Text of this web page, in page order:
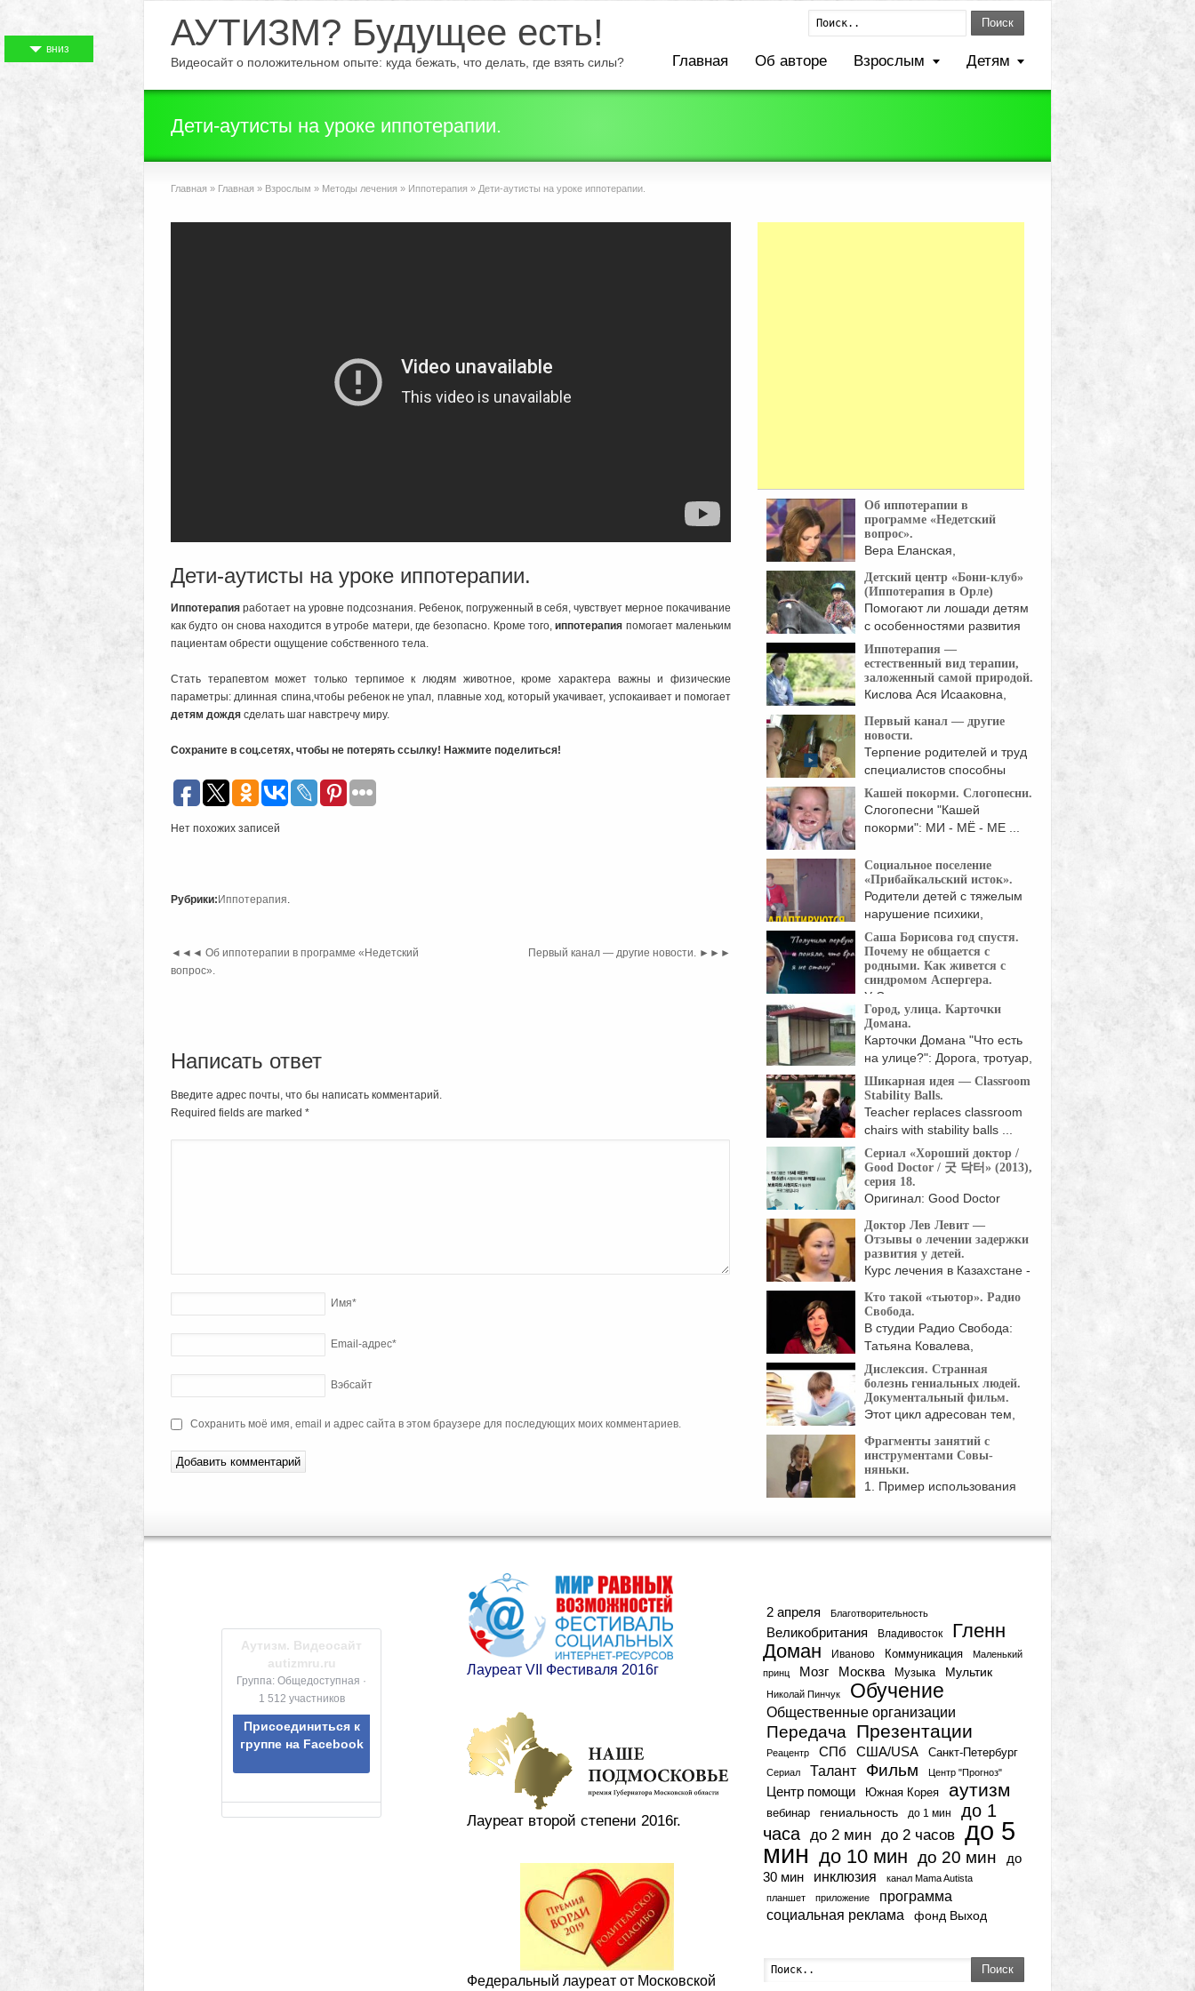
АУТИЗМ? Будущее есть!
Видеосайт о положительном опыте: куда бежать, что делать, где взять силы?
Поиск
Главная Об авторе Взрослым Детям
Дети-аутисты на уроке иппотерапии.
Главная » Главная » Взрослым » Методы лечения » Иппотерапия » Дети-аутисты на уроке иппотерапии.
Дети-аутисты на уроке иппотерапии.
Иппотерапия работает на уровне подсознания. Ребенок, погруженный в себя, чувствует мерное покачивание
как будто он снова находится в утробе матери, где безопасно. Кроме того,иппотерапия помогает маленьким
пациентам обрести ощущение собственного тела.
Стать терапевтом может только терпимое к людям животное, кроме характера важны и физические
параметры: длинная спина,чтобы ребенок не упал, плавные ход, который укачивает, успокаивает и помогает
детям дождя сделать шаг навстречу миру.
Сохраните в соц.сетях, чтобы не потерять ссылку! Нажмите поделиться!
Нет похожих записей
Рубрики: Иппотерапия.
◄◄◄ Об иппотерапии в программе «Недетский
вопрос».
Первый канал — другие новости. ►►►
Написать ответ
Введите адрес почты, что бы написать комментарий.
Required fields are marked *
Имя*
Email-адрес*
Вэбсайт
Сохранить моё имя, email и адрес сайта в этом браузере для последующих моих комментариев.
Об иппотерапии в
программе «Недетский
вопрос».
Вера Еланская,
иппотерапевтического
направления центра "Наш ...
Детский центр «Бони-клуб»
(Иппотерапия в Орле)
Помогают ли лошади детям
с особенностями развития
...
Иппотерапия —
естественный вид терапии,
заложенный самой природой.
Кислова Ася Исааковна,
"Чудо-Дети": - ...
Первый канал — другие
новости.
Терпение родителей и труд
специалистов способны
принести ...
Кашей покорми. Слогопесни.
Слогопесни "Кашей
покорми": МИ - МЁ - МЕ ...
Социальное поселение
«Прибайкальский исток».
Родители детей с тяжелым
нарушение психики,
создали ...
Саша Борисова год спустя.
Почему не общается с
родными. Как живется с
синдромом Аспергера.
У Саши есть медицинское
образование, но она ...
Город, улица. Карточки
Домана.
Карточки Домана "Что есть
на улице?": Дорога, тротуар,
...
Шикарная идея — Classroom
Stability Balls.
Teacher replaces classroom
chairs with stability balls ...
Сериал «Хороший доктор /
Good Doctor / 굿 닥터» (2013),
серия 18.
Оригинал: Good Doctor
Страна: Корея Южная Год:
...
Доктор Лев Левит —
Отзывы о лечении задержки
развития у детей.
Курс лечения в Казахстане -
Кто такой «тьютор». Радио
Свобода.
В студии Радио Свобода:
Татьяна Ковалева,
президент
Межрегиональной ...
Дислексия. Странная
болезнь гениальных людей.
Документальный фильм.
Этот цикл адресован тем,
Фрагменты занятий с
инструментами Совы-
няньки.
1. Пример использования
Аутизм. Видеосайт
autizmru.ru
Группа: Общедоступная ·
1 512 участников
Присоединиться к
группе на Facebook
Лауреат VII Фестиваля 2016г
Лауреат второй степени 2016г.
Федеральный лауреат от Московской
2 апреля Благотворительность
Великобритания Владивосток
Гленн
Доман
Иваново Коммуникация
Маленький
принц
Мозг Москва Музыка Мультик
Николай Пинчук Обучение
Общественные организации
Передача Презентации
Реацентр СПб США/USA Санкт-Петербург
Сериал Талант Фильм Центр "Прогноз"
Центр помощи Южная Корея аутизм
вебинар гениальность до 1 мин
до 1
часа
до 2 мин до 2 часов до 5
мин до 10 мин до 20 мин
до
30 мин
инклюзия
канал Mama Autista
планшет
приложение программа
социальная реклама фонд Выход
Поиск
вниз